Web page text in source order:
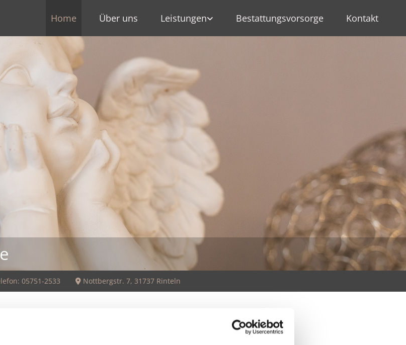
Home Über uns Leistungen Bestattungsvorsorge Kontakt
05751-2533  Nottbergstr. 7, 31737 Rinteln